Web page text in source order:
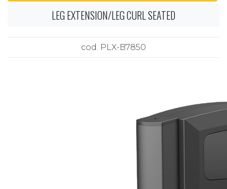
LEG EXTENSION/LEG CURL SEATED
cod. PLX-B7850